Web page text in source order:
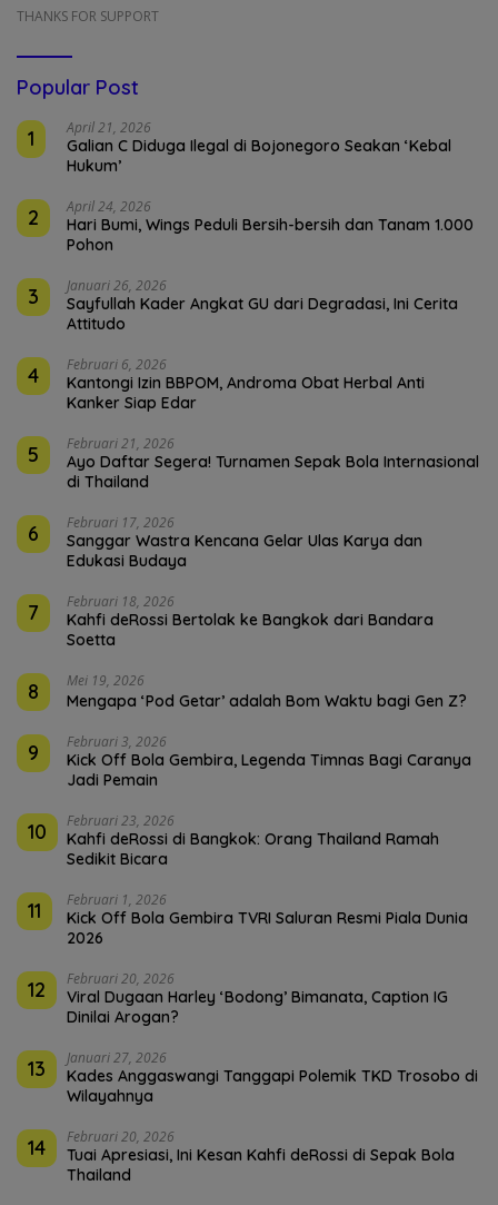
THANKS FOR SUPPORT
Popular Post
1
April 21, 2026
Galian C Diduga Ilegal di Bojonegoro Seakan ‘Kebal
Hukum’
2 April 24, 2026
Hari Bumi, Wings Peduli Bersih-bersih dan Tanam 1.000
Pohon
3 Januari 26, 2026
Sayfullah Kader Angkat GU dari Degradasi, Ini Cerita
Attitudo
4 Februari 6, 2026
Kantongi Izin BBPOM, Androma Obat Herbal Anti
Kanker Siap Edar
5 Februari 21, 2026
Ayo Daftar Segera! Turnamen Sepak Bola Internasional
di Thailand
6 Februari 17, 2026
Sanggar Wastra Kencana Gelar Ulas Karya dan
Edukasi Budaya
7 Februari 18, 2026
Kahfi deRossi Bertolak ke Bangkok dari Bandara
Soetta
8 Mei 19, 2026
Mengapa ‘Pod Getar’ adalah Bom Waktu bagi Gen Z?
9 Februari 3, 2026
Kick Off Bola Gembira, Legenda Timnas Bagi Caranya
Jadi Pemain
10 Februari 23, 2026
Kahfi deRossi di Bangkok: Orang Thailand Ramah
Sedikit Bicara
11 Februari 1, 2026
Kick Off Bola Gembira TVRI Saluran Resmi Piala Dunia
2026
12 Februari 20, 2026
Viral Dugaan Harley ‘Bodong’ Bimanata, Caption IG
Dinilai Arogan?
13 Januari 27, 2026
Kades Anggaswangi Tanggapi Polemik TKD Trosobo di
Wilayahnya
14 Februari 20, 2026
Tuai Apresiasi, Ini Kesan Kahfi deRossi di Sepak Bola
Thailand